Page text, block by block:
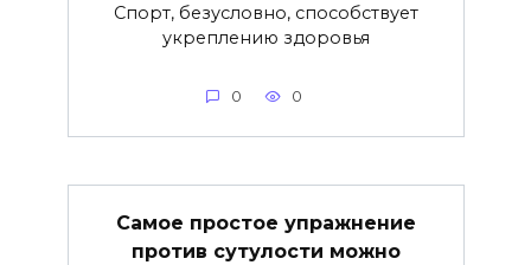
Спорт, безусловно, способствует
укреплению здоровья
0 0
Самое простое упражнение
против сутулости можно